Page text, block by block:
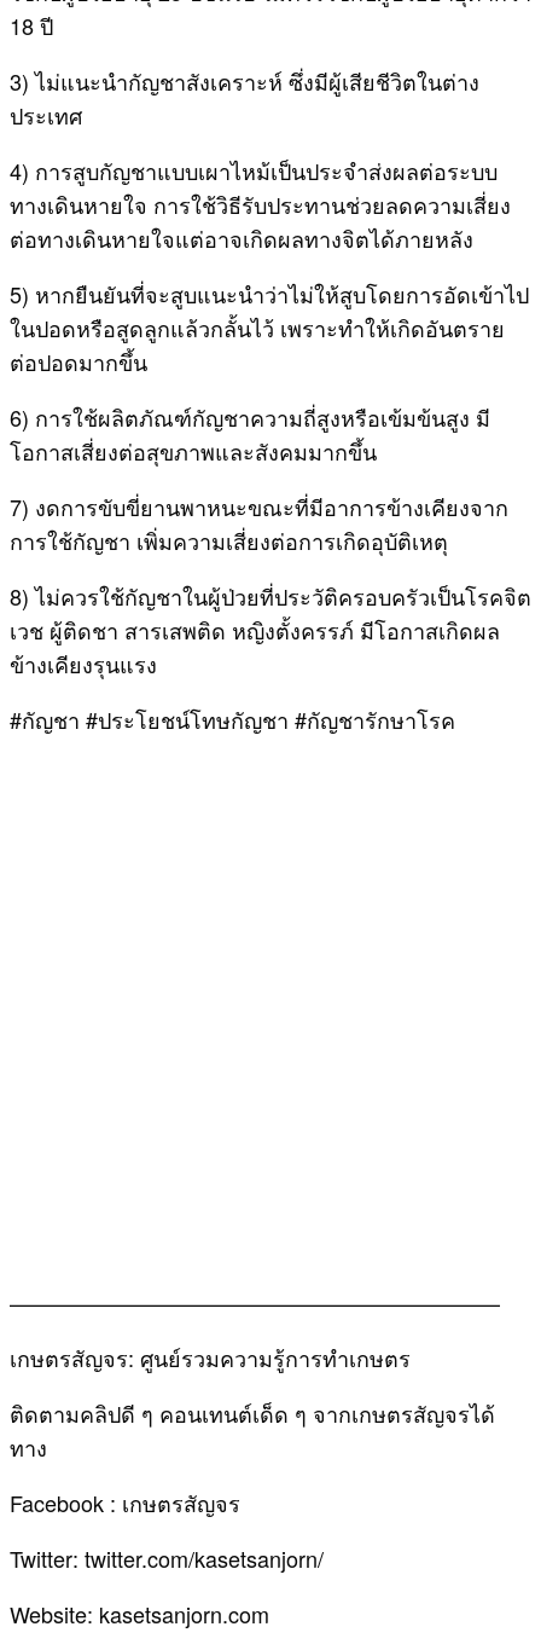
18 ปี
3) ไม่แนะนำกัญชาสังเคราะห์ ซึ่งมีผู้เสียชีวิตในต่าง
ประเทศ
4) การสูบกัญชาแบบเผาไหม้เป็นประจำส่งผลต่อระบบ
ทางเดินหายใจ การใช้วิธีรับประทานช่วยลดความเสี่ยง
ต่อทางเดินหายใจแต่อาจเกิดผลทางจิตได้ภายหลัง
5) หากยืนยันที่จะสูบแนะนำว่าไม่ให้สูบโดยการอัดเข้าไป
ในปอดหรือสูดลูกแล้วกลั้นไว้ เพราะทำให้เกิดอันตราย
ต่อปอดมากขึ้น
6) การใช้ผลิตภัณฑ์กัญชาความถี่สูงหรือเข้มข้นสูง มี
โอกาสเสี่ยงต่อสุขภาพและสังคมมากขึ้น
7) งดการขับขี่ยานพาหนะขณะที่มีอาการข้างเคียงจาก
การใช้กัญชา เพิ่มความเสี่ยงต่อการเกิดอุบัติเหตุ
8) ไม่ควรใช้กัญชาในผู้ป่วยที่ประวัติครอบครัวเป็นโรคจิต
เวช ผู้ติดชา สารเสพติด หญิงตั้งครรภ์ มีโอกาสเกิดผล
ข้างเคียงรุนแรง
#กัญชา #ประโยชน์โทษกัญชา #กัญชารักษาโรค
——————————————————————–
เกษตรสัญจร: ศูนย์รวมความรู้การทำเกษตร
ติดตามคลิปดี ๆ คอนเทนต์เด็ด ๆ จากเกษตรสัญจรได้
ทาง
Facebook : เกษตรสัญจร
Twitter: twitter.com/kasetsanjorn/
Website: kasetsanjorn.com